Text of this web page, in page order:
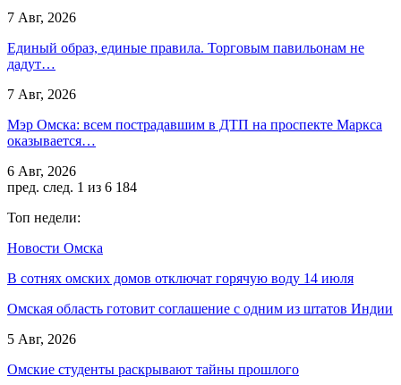
7 Авг, 2026
Единый образ, единые правила. Торговым павильонам не
дадут…
7 Авг, 2026
Мэр Омска: всем пострадавшим в ДТП на проспекте Маркса
оказывается…
6 Авг, 2026
пред. след. 1 из 6 184
Топ недели:
Новости Омска
В сотнях омских домов отключат горячую воду 14 июля
Омская область готовит соглашение с одним из штатов Индии
5 Авг, 2026
Омские студенты раскрывают тайны прошлого